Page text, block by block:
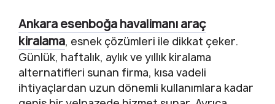
Ankara esenboğa havalimanı araç
kiralama, esnek çözümleri ile dikkat çeker.
Günlük, haftalık, aylık ve yıllık kiralama
alternatifleri sunan firma, kısa vadeli
ihtiyaçlardan uzun dönemli kullanımlara kadar